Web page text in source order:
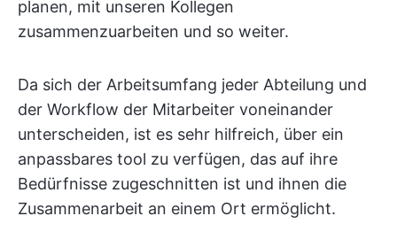
planen, mit unseren Kollegen
zusammenzuarbeiten und so weiter.
Da sich der Arbeitsumfang jeder Abteilung und
der Workflow der Mitarbeiter voneinander
unterscheiden, ist es sehr hilfreich, über ein
anpassbares tool zu verfügen, das auf ihre
Bedürfnisse zugeschnitten ist und ihnen die
Zusammenarbeit an einem Ort ermöglicht.